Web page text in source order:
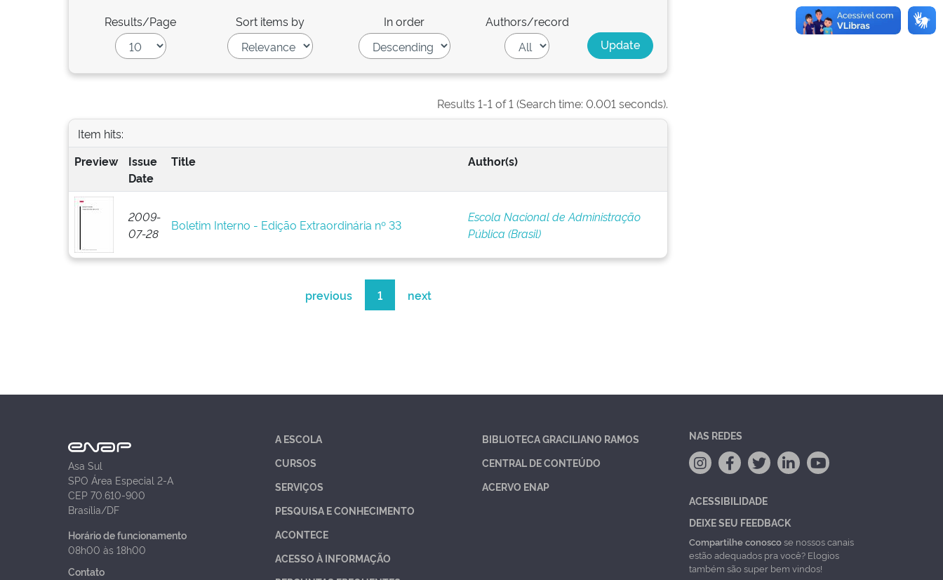
Results/Page Sort items by In order Authors/record
Results 1-1 of 1 (Search time: 0.001 seconds).
Item hits:
Preview
Issue
Date
Title Author(s)
2009-
07-28
Boletim Interno - Edição Extraordinária nº 33
Escola Nacional de Administração
Pública (Brasil)
previous 1 next
Asa Sul
SPO Área Especial 2-A
CEP 70.610-900
Brasília/DF
Horário de funcionamento
08h00 às 18h00
Contato
A ESCOLA
CURSOS
SERVIÇOS
PESQUISA E CONHECIMENTO
ACONTECE
ACESSO À INFORMAÇÃO
BIBLIOTECA GRACILIANO RAMOS
CENTRAL DE CONTEÚDO
ACERVO ENAP
NAS REDES
ACESSIBILIDADE
DEIXE SEU FEEDBACK
Compartilhe conoscose nossos canais
estão adequados pra você? Elogios
também são super bem vindos!